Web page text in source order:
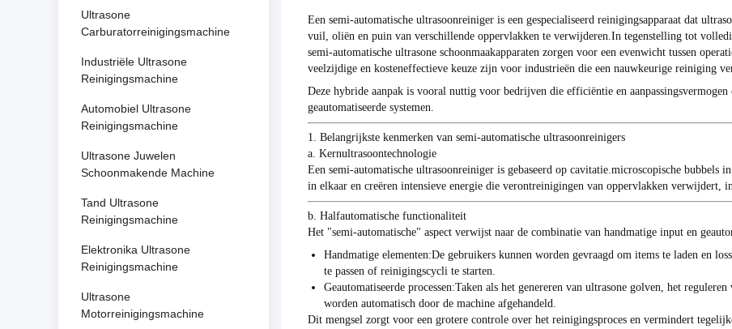
Ultrasone
Carburatorreinigingsmachine
Industriële Ultrasone
Reinigingsmachine
Automobiel Ultrasone
Reinigingsmachine
Ultrasone Juwelen
Schoonmakende Machine
Tand Ultrasone
Reinigingsmachine
Elektronika Ultrasone
Reinigingsmachine
Ultrasone
Motorreinigingsmachine
Een semi-automatische ultrasoonreiniger is een gespecialiseerd reinigingsapparaat dat
vuil, oliën en puin van verschillende oppervlakken te verwijderen.In tegenstelling tot
semi-automatische ultrasone schoonmaakapparaten zorgen voor een evenwicht tussen
veelzijdige en kosteneffectieve keuze zijn voor industrieën die een nauwkeurige reiniging
Deze hybride aanpak is vooral nuttig voor bedrijven die efficiëntie en
geautomatiseerde systemen.
1. Belangrijkste kenmerken van semi-automatische ultrasoonreinigers
a. Kernultrasoontechnologie
Een semi-automatische ultrasoonreiniger is gebaseerd op cavitatie.microscopische bubbels
in elkaar en creëren intensieve energie die verontreinigingen van oppervlakken verwijdert,
b. Halfautomatische functionaliteit
Het "semi-automatische" aspect verwijst naar de combinatie van handmatige input en
Handmatige elementen:De gebruikers kunnen worden gevraagd om items te laden en
te passen of reinigingscycli te starten.
Geautomatiseerde processen:Taken als het genereren van ultrasone golven, het
worden automatisch door de machine afgehandeld.
Dit mengsel zorgt voor een grotere controle over het reinigingsproces en vermindert